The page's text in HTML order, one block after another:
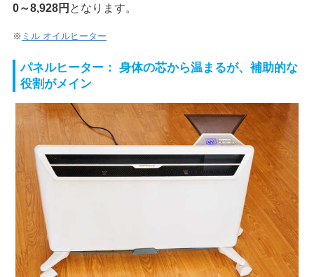
0～8,928円 となります。
※ ミル オイルヒーター
パネルヒーター： 身体の芯から温まるが、補助的な
役割がメイン